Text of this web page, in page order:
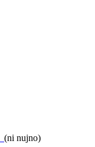
(ni nujno)